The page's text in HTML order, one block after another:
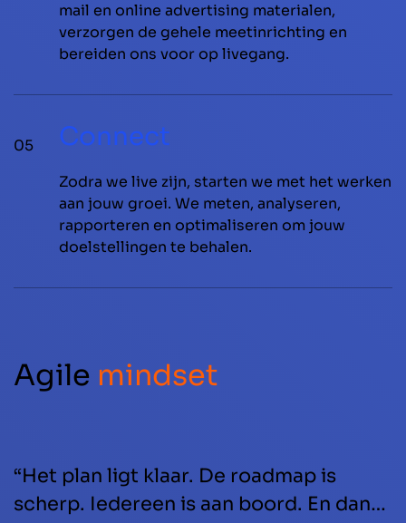
mail en online advertising materialen,
verzorgen de gehele meetinrichting en
bereiden ons voor op livegang.
05 Connect
Zodra we live zijn, starten we met het werken
aan jouw groei. We meten, analyseren,
rapporteren en optimaliseren om jouw
doelstellingen te behalen.
Agile mindset
“Het plan ligt klaar. De roadmap is
scherp. Iedereen is aan boord. En dan…